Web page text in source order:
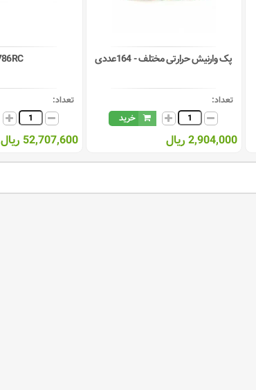
پک وارنیش حرارتی مختلف - 164عددی
تعداد:
خرید
2,904,000 ریال
تعداد:
52,707,600 ریال